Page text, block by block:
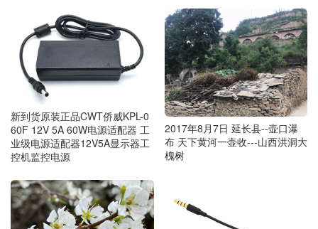
新到货原装正品CWT侨威KPL-0
60F 12V 5A 60W电源适配器 工
业级电源适配器12V5A显示器工
控机监控电源
2017年8月7日 延长县--壶口瀑
布 天下黄河一壶收---山西洪洞大
槐树